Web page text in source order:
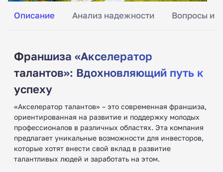
Описание Анализ надежности Вопросы и
Франшиза «Акселератор
талантов»: Вдохновляющий путь к
успеху
«Акселератор талантов» – это современная франшиза,
ориентированная на развитие и поддержку молодых
профессионалов в различных областях. Эта компания
предлагает уникальные возможности для инвесторов,
которые хотят внести свой вклад в развитие
талантливых людей и заработать на этом.